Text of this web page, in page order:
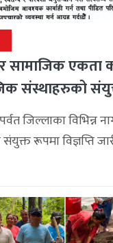
सामाजिक एकता
संस्थाहरुको
जिल्लाका विभिन्न
रूपमा विज्ञप्ति
शासन कायम राख्न